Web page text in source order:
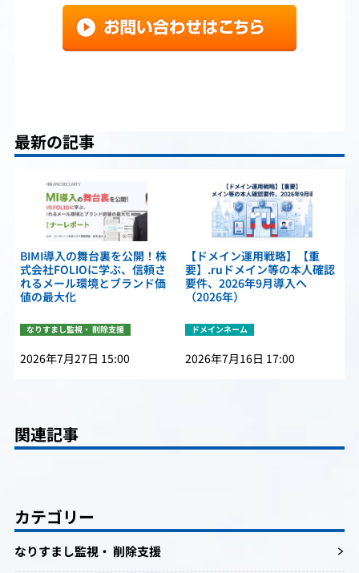
最新の記事
BIMI導入の舞台裏を公開！株
式会社FOLIOに学ぶ、信頼さ
れるメール環境とブランド価
値の最大化
なりすまし監視・ 削除支援
2026年7月27日 15:00
【ドメイン運用戦略】【重
要】.ruドメイン等の本人確認
要件、2026年9月導入へ
（2026年）
ドメインネーム
2026年7月16日 17:00
関連記事
カテゴリー
なりすまし監視・ 削除支援